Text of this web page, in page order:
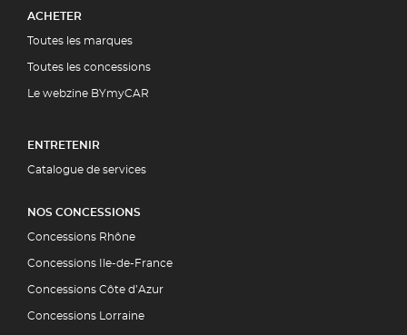
ACHETER
Toutes les marques
Toutes les concessions
Le webzine BYmyCAR
ENTRETENIR
Catalogue de services
NOS CONCESSIONS
Concessions Rhône
Concessions Ile-de-France
Concessions Côte d’Azur
Concessions Lorraine